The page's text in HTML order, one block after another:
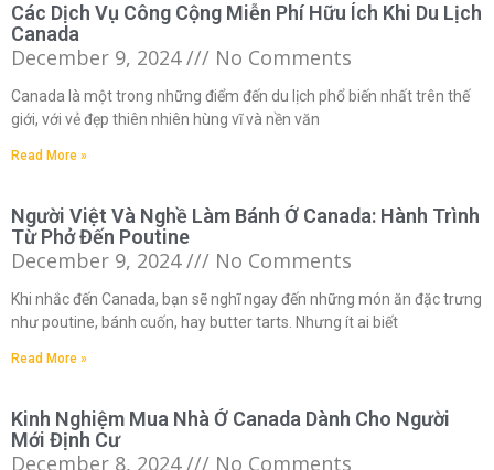
Các Dịch Vụ Công Cộng Miễn Phí Hữu Ích Khi Du Lịch
Canada
December 9, 2024 No Comments
Canada là một trong những điểm đến du lịch phổ biến nhất trên thế
giới, với vẻ đẹp thiên nhiên hùng vĩ và nền văn
Read More »
Người Việt Và Nghề Làm Bánh Ở Canada: Hành Trình
Từ Phở Đến Poutine
December 9, 2024 No Comments
Khi nhắc đến Canada, bạn sẽ nghĩ ngay đến những món ăn đặc trưng
như poutine, bánh cuốn, hay butter tarts. Nhưng ít ai biết
Read More »
Kinh Nghiệm Mua Nhà Ở Canada Dành Cho Người
Mới Định Cư
December 8, 2024 No Comments